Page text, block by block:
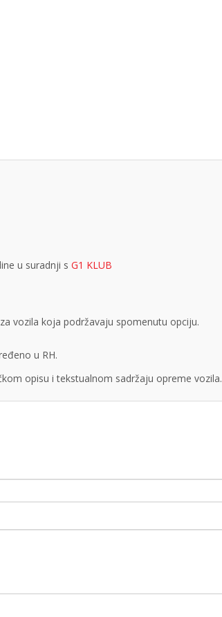
u suradnji s G1 KLUB
vozila koja podržavaju spomenutu opciju.
u RH.
opisu i tekstualnom sadržaju opreme vozila.